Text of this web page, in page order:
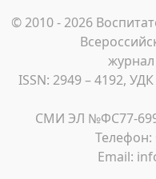
© 2010 - 2026
журнал
ISSN: 2949 – 4192,
СМИ ЭЛ №ФС77-
Телефон:
Email: